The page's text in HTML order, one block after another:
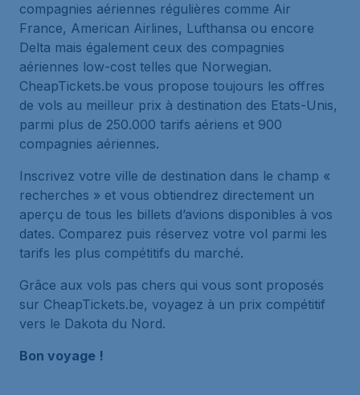
compagnies aériennes régulières comme Air
France, American Airlines, Lufthansa ou encore
Delta mais également ceux des compagnies
aériennes low-cost telles que Norwegian.
CheapTickets.be vous propose toujours les offres
de vols au meilleur prix à destination des Etats-Unis,
parmi plus de 250.000 tarifs aériens et 900
compagnies aériennes.
Inscrivez votre ville de destination dans le champ «
recherches » et vous obtiendrez directement un
aperçu de tous les billets d’avions disponibles à vos
dates. Comparez puis réservez votre vol parmi les
tarifs les plus compétitifs du marché.
Grâce aux vols pas chers qui vous sont proposés
sur CheapTickets.be, voyagez à un prix compétitif
vers le Dakota du Nord.
Bon voyage !